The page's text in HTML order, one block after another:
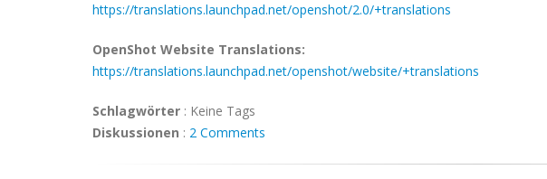
https://translations.launchpad.net/openshot/2.0/+translations
OpenShot Website Translations:
https://translations.launchpad.net/openshot/website/+translations
Schlagwörter : Keine Tags
Diskussionen : 2 Comments